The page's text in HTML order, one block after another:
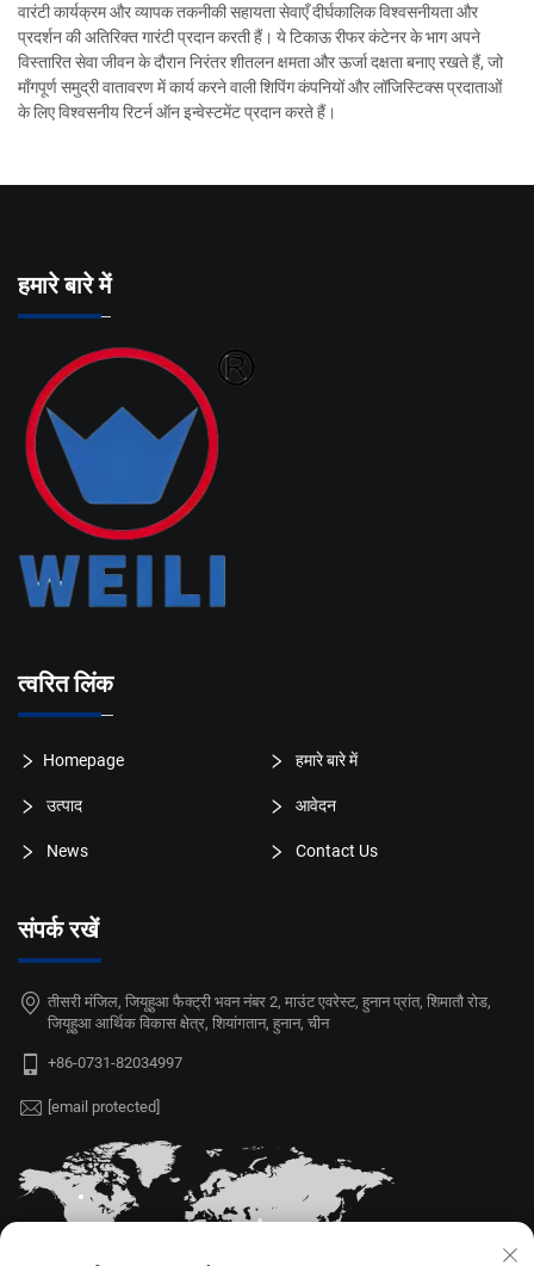
वारंटी कार्यक्रम और व्यापक तकनीकी सहायता सेवाएँ दीर्घकालिक विश्वसनीयता और
प्रदर्शन की अतिरिक्त गारंटी प्रदान करती हैं। ये टिकाऊ रीफर कंटेनर के भाग अपने
विस्तारित सेवा जीवन के दौरान निरंतर शीतलन क्षमता और ऊर्जा दक्षता बनाए रखते हैं, जो
माँगपूर्ण समुद्री वातावरण में कार्य करने वाली शिपिंग कंपनियों और लॉजिस्टिक्स प्रदाताओं
के लिए विश्वसनीय रिटर्न ऑन इन्वेस्टमेंट प्रदान करते हैं।
हमारे बारे में
त्वरित लिंक
Homepage हमारे बारे में
उत्पाद आवेदन
News Contact Us
संपर्क रखें
तीसरी मंजिल, जियूहुआ फैक्ट्री भवन नंबर 2, माउंट एवरेस्ट, हुनान प्रांत, शिमातौ रोड,
जियूहुआ आर्थिक विकास क्षेत्र, शियांगतान, हुनान, चीन
+86-0731-82034997
[email protected]